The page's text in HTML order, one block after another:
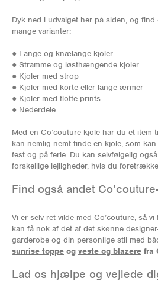
Dyk ned i udvalget her på siden, og find
mange varianter:
● Lange og knælange kjoler
● Stramme og løsthængende kjoler
● Kjoler med strop
● Kjoler med korte eller lange ærmer
● Kjoler med flotte prints
● Nederdele
Med en Co’couture-kjole har du et item
kan nemlig nemt finde en kjole, som
fest og på ferie. Du kan selvfølgelig
forskellige lejligheder, hvis du
Find også andet
Vi er selv ret vilde med Co’couture, så
kan få nok af det af det skønne
garderobe og din personlige stil med
sunrise toppe og veste og blazere fra
Lad os hjælpe og vejlede